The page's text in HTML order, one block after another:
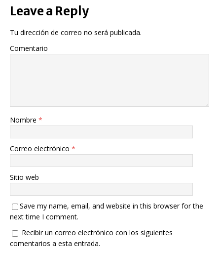
Leave a Reply
Tu dirección de correo no será publicada.
Comentario
Nombre *
Correo electrónico *
Sitio web
Save my name, email, and website in this browser for the
next time I comment.
Recibir un correo electrónico con los siguientes
comentarios a esta entrada.